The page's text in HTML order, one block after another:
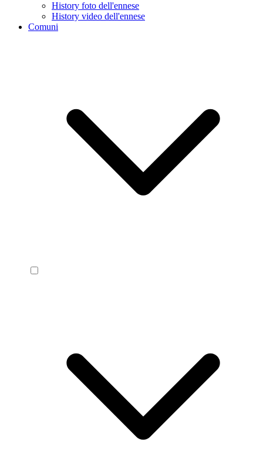
History foto dell'ennese
History video dell'ennese
Comuni